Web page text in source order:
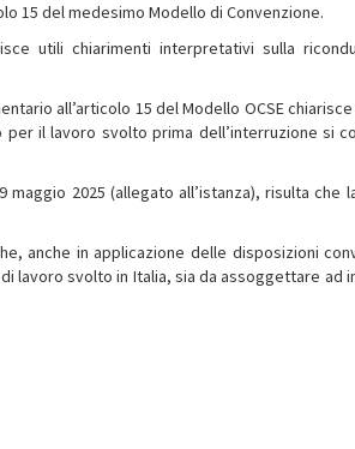
15 del medesimo Modello di Convenzione.
utili chiarimenti interpretativi sulla
all’articolo 15 del Modello OCSE
il lavoro svolto prima dell’interruzione si
2025 (allegato all’istanza), risulta
anche in applicazione delle disposizioni
lavoro svolto in Italia, sia da assoggettare ad